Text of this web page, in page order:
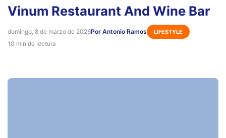
Vinum Restaurant And Wine Bar
domingo, 8 de marzo de 2026Por Antonio Ramos LIFESTYLE
10 min de lectura